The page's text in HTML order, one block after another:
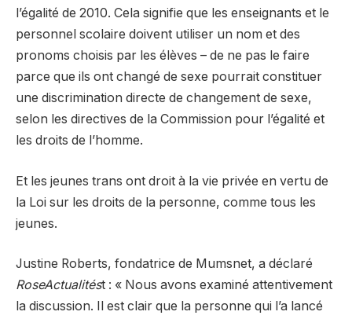
l’égalité de 2010. Cela signifie que les enseignants et le
personnel scolaire doivent utiliser un nom et des
pronoms choisis par les élèves – de ne pas le faire
parce que ils ont changé de sexe pourrait constituer
une discrimination directe de changement de sexe,
selon les directives de la Commission pour l’égalité et
les droits de l’homme.
Et les jeunes trans ont droit à la vie privée en vertu de
la Loi sur les droits de la personne, comme tous les
jeunes.
Justine Roberts, fondatrice de Mumsnet, a déclaré
RoseActualitést : « Nous avons examiné attentivement
la discussion. Il est clair que la personne qui l’a lancé